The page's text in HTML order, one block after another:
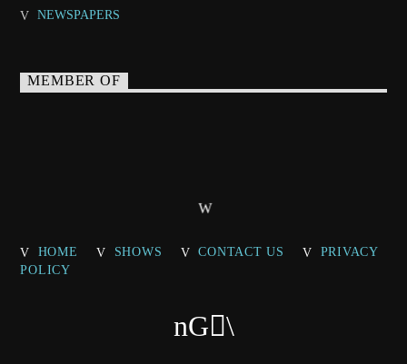
NEWSPAPERS
MEMBER OF
HOME SHOWS CONTACT US
PRIVACY
POLICY